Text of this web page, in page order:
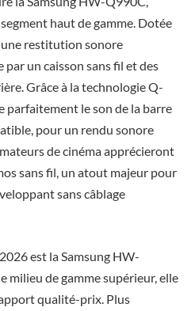
haut de gamme. Dotée
une restitution sonore
un caisson sans fil et des
Grâce à la technologie Q-
parfaitement le son de la barre
pour un rendu sonore
de cinéma apprécieront
sans fil, un atout majeur pour
sans câblage
est la Samsung HW-
milieu de gamme supérieur, elle
qualité-prix. Plus